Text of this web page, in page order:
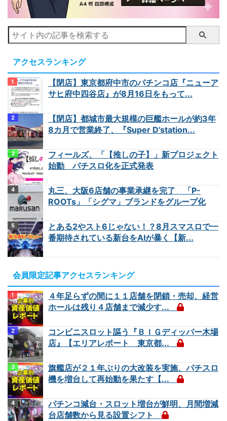
アクセスランキング
【閉店】東京都府中市のパチンコ店『ニューア
サヒ府中四谷店』が8月16日をもって...
【閉店】都城市最大規模の巨艦ホールが約3年
8カ月で営業終了、『Super D'station...
フィールズ、「【推しの子】」新プロジェクト
始動 パチスロ化を正式発表
丸三、大阪6店舗の事業承継を完了 「P-
ROOTs」「シグマ」ブランドをグループ化
とある2やスト6じゃない！？8月スマスロで一
番期待されている新台をAIが暴く【新...
会員限定記事アクセスランキング
４年足らずの間に１１店舗を閉鎖・売却、経営
ホールは残り４店舗まで減少す...
コンビニスロット謳う『ＢＩＧディッパー木場
店』【エリアレポート 東京都...
旗艦店が２１年ぶりの大改装を実施、パチスロ
機を増台して再始動を果たす【...
パチンコ減台・スロット増台が鮮明、月間増減
台店舗数から見る設置シフト